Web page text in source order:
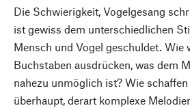
Die Schwierigkeit, Vogelgesang
ist gewiss dem unterschiedlichen
Mensch und Vogel geschuldet. Wie
Buchstaben ausdrücken, was dem
nahezu unmöglich ist? Wie
überhaupt, derart komplexe